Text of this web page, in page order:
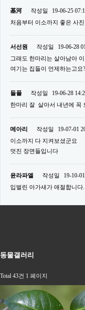
基河 작성일
19-06-25
처음부터 이소까지 좋은 사
서선원 작성일
19-06-28
그래도 한마리는 살아남아
여기는 집들이 언제하는고요?
들풀 작성일
19-06-28
한마리 잘 살아서 내년에 꼭
메아리 작성일
19-07-01
이소까지 다 지켜보셨군요
멋진 장면들입니다
윤라파엘 작성일
19-10-
입벌린 아가새가 애절합니다.
동물갤러리
Total 43건 1 페이지